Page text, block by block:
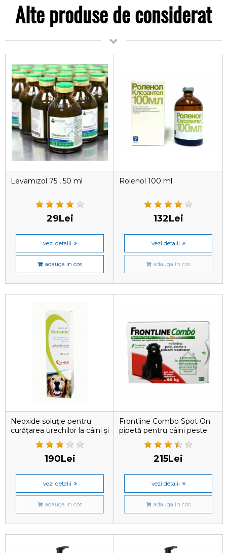
Alte produse de considerat
Levamizol 75 , 50 ml
29Lei
vezi detalii
adauga in cos
Rolenol 100 ml
132Lei
vezi detalii
adauga in cos
Neoxide soluţie pentru
curăţarea urechilor la câini şi
190Lei
vezi detalii
adauga in cos
Frontline Combo Spot On
pipetă pentru câini peste
215Lei
vezi detalii
adauga in cos